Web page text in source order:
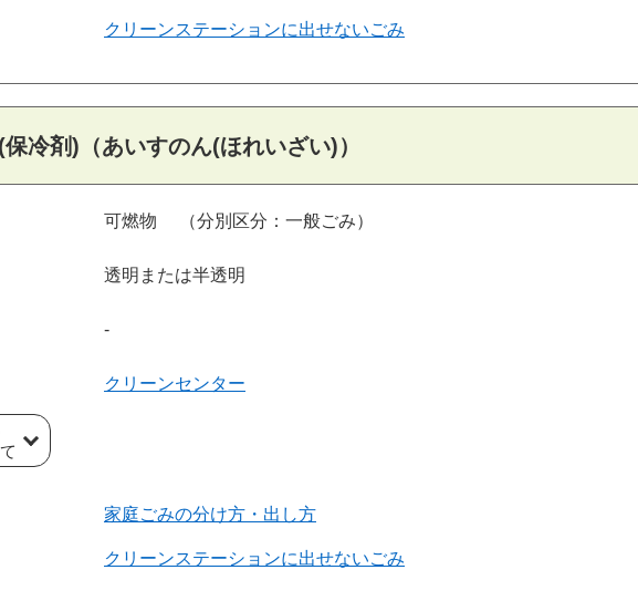
クリーンステーションに出せないごみ
冷剤)（あいすのん(ほれいざい)）
可燃物 （分別区分：一般ごみ）
透明または半透明
‐
クリーンセンター
家庭ごみの分け方・出し方
クリーンステーションに出せないごみ